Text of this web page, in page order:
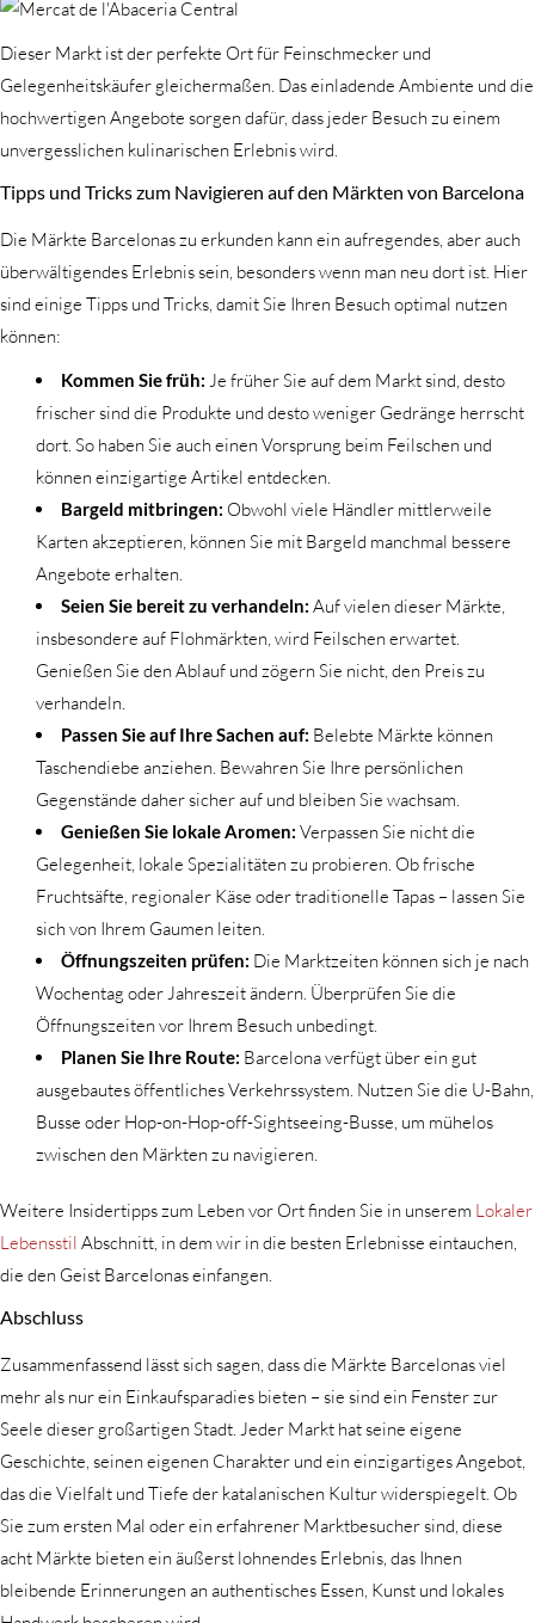
Dieser Markt ist der perfekte Ort für Feinschmecker und
Gelegenheitskäufer gleichermaßen. Das einladende Ambiente und die
hochwertigen Angebote sorgen dafür, dass jeder Besuch zu einem
unvergesslichen kulinarischen Erlebnis wird.
Tipps und Tricks zum Navigieren auf den Märkten von Barcelona
Die Märkte Barcelonas zu erkunden kann ein aufregendes, aber auch
überwältigendes Erlebnis sein, besonders wenn man neu dort ist. Hier
sind einige Tipps und Tricks, damit Sie Ihren Besuch optimal nutzen
können:
Kommen Sie früh: Je früher Sie auf dem Markt sind, desto
frischer sind die Produkte und desto weniger Gedränge herrscht
dort. So haben Sie auch einen Vorsprung beim Feilschen und
können einzigartige Artikel entdecken.
Bargeld mitbringen: Obwohl viele Händler mittlerweile
Karten akzeptieren, können Sie mit Bargeld manchmal bessere
Angebote erhalten.
Seien Sie bereit zu verhandeln: Auf vielen dieser Märkte,
insbesondere auf Flohmärkten, wird Feilschen erwartet.
Genießen Sie den Ablauf und zögern Sie nicht, den Preis zu
verhandeln.
Passen Sie auf Ihre Sachen auf: Belebte Märkte können
Taschendiebe anziehen. Bewahren Sie Ihre persönlichen
Gegenstände daher sicher auf und bleiben Sie wachsam.
Genießen Sie lokale Aromen: Verpassen Sie nicht die
Gelegenheit, lokale Spezialitäten zu probieren. Ob frische
Fruchtsäfte, regionaler Käse oder traditionelle Tapas – lassen Sie
sich von Ihrem Gaumen leiten.
Öffnungszeiten prüfen: Die Marktzeiten können sich je nach
Wochentag oder Jahreszeit ändern. Überprüfen Sie die
Öffnungszeiten vor Ihrem Besuch unbedingt.
Planen Sie Ihre Route: Barcelona verfügt über ein gut
ausgebautes öffentliches Verkehrssystem. Nutzen Sie die U-Bahn,
Busse oder Hop-on-Hop-off-Sightseeing-Busse, um mühelos
zwischen den Märkten zu navigieren.
Weitere Insidertipps zum Leben vor Ort finden Sie in unserem Lokaler
Lebensstil Abschnitt, in dem wir in die besten Erlebnisse eintauchen,
die den Geist Barcelonas einfangen.
Abschluss
Zusammenfassend lässt sich sagen, dass die Märkte Barcelonas viel
mehr als nur ein Einkaufsparadies bieten – sie sind ein Fenster zur
Seele dieser großartigen Stadt. Jeder Markt hat seine eigene
Geschichte, seinen eigenen Charakter und ein einzigartiges Angebot,
das die Vielfalt und Tiefe der katalanischen Kultur widerspiegelt. Ob
Sie zum ersten Mal oder ein erfahrener Marktbesucher sind, diese
acht Märkte bieten ein äußerst lohnendes Erlebnis, das Ihnen
bleibende Erinnerungen an authentisches Essen, Kunst und lokales